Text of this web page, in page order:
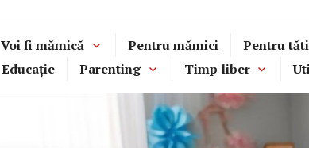
Voi fi mămică Pentru mămici Pentru
Educație
Parenting Timp liber